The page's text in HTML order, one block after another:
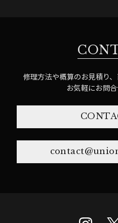
修理方法や概算のお見積り
お気軽にお問合